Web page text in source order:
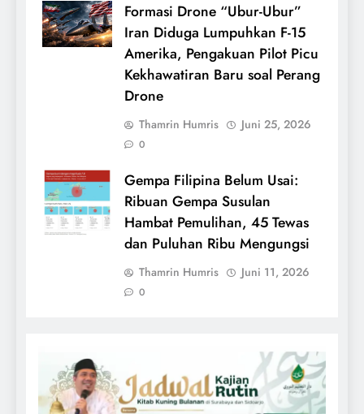
Formasi Drone “Ubur-Ubur”
Iran Diduga Lumpuhkan F-15
Amerika, Pengakuan Pilot Picu
Kekhawatiran Baru soal Perang
Drone
Thamrin Humris Juni 25, 2026
0
Gempa Filipina Belum Usai:
Ribuan Gempa Susulan
Hambat Pemulihan, 45 Tewas
dan Puluhan Ribu Mengungsi
Thamrin Humris Juni 11, 2026
0